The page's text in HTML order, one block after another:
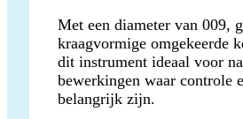
Met een diameter van 009,
kraagvormige omgekeerde
dit instrument ideaal voor
bewerkingen waar controle
belangrijk zijn.